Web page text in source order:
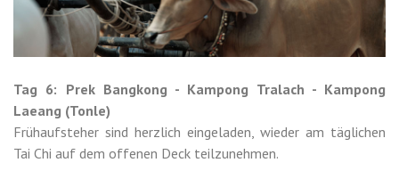
Tag 6: Prek Bangkong - Kampong Tralach - Kampong
Laeang (Tonle)
Frühaufsteher sind herzlich eingeladen, wieder am täglichen
Tai Chi auf dem offenen Deck teilzunehmen.